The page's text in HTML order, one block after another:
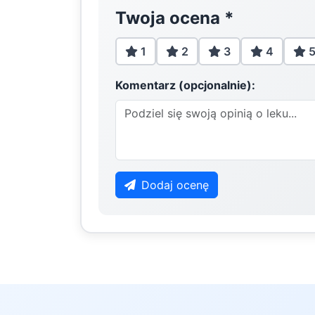
Twoja ocena *
1 2 3 4 5
Komentarz (opcjonalnie):
Dodaj ocenę